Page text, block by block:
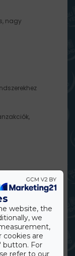
nagy
érkeznek:
website, the
we
cookies are
button. For
refer to our